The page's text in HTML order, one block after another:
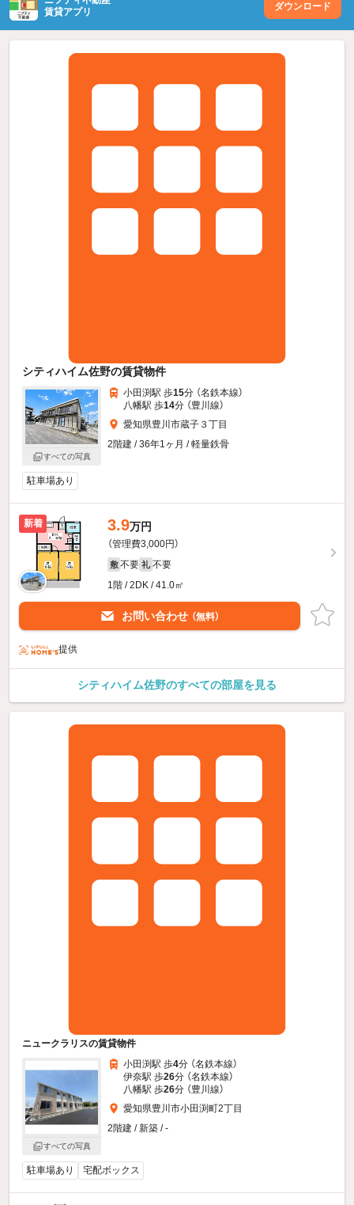
賃貸アプリ
ダウンロード
シティハイム佐野の賃貸物件
すべての写真
小田渕駅 歩15分 （名鉄本線）
八幡駅 歩14分 （豊川線）
愛知県豊川市蔵子３丁目
2階建 / 36年1ヶ月 / 軽量鉄骨
駐車場あり
新着 3.9万円
（管理費3,000円）
敷 不要 礼 不要
1階 / 2DK / 41.0㎡
お問い合わせ （無料）
提供
シティハイム佐野のすべての部屋を見る
ニュークラリスの賃貸物件
すべての写真
小田渕駅 歩4分 （名鉄本線）
伊奈駅 歩26分 （名鉄本線）
八幡駅 歩26分 （豊川線）
愛知県豊川市小田渕町2丁目
2階建 / 新築 / -
駐車場あり 宅配ボックス